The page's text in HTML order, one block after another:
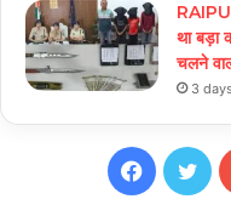
था बड़ा
चलने
3